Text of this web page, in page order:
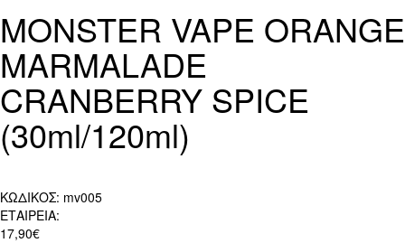
MONSTER VAPE ORANGE
MARMALADE
CRANBERRY SPICE
(30ml/120ml)
ΚΩΔΙΚΟΣ: mv005
ΕΤΑΙΡΕΙΑ:
17,90€